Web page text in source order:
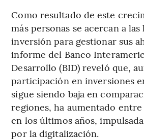
Como resultado de este
más personas se acercan a
inversión para gestionar sus
informe del Banco
Desarrollo (BID) reveló que,
participación en inversiones
sigue siendo baja en
regiones, ha aumentado
en los últimos años,
por la digitalización.